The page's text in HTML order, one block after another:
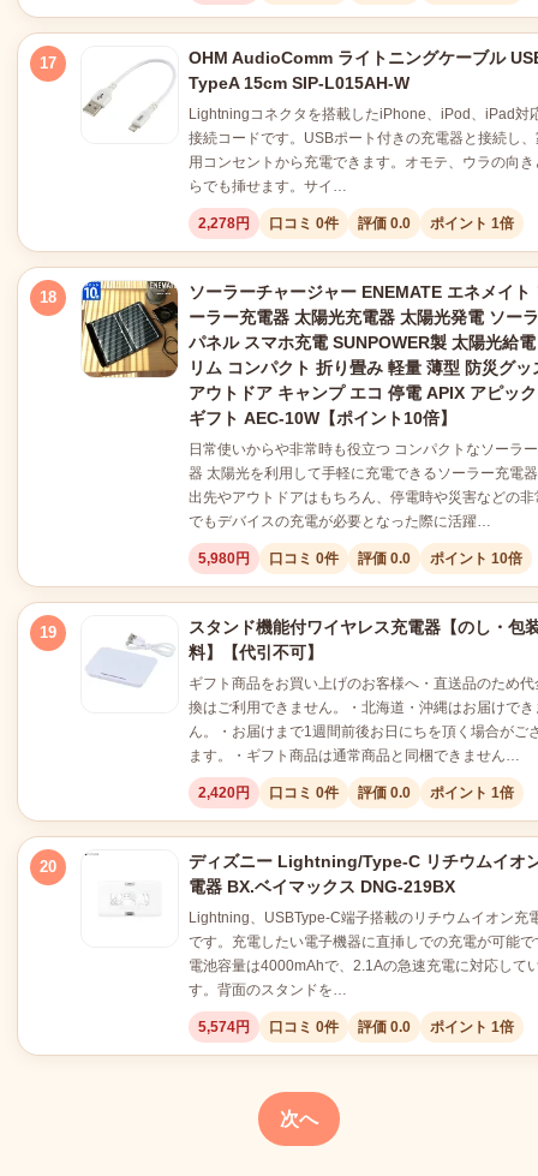
17
OHM AudioComm ライトニングケーブル
TypeA 15cm SIP-L015AH-W
Lightningコネクタを搭載したiPhone、iPod、iPad対
接続コードです。USBポート付きの充電器と接続し
用コンセントから充電できます。オモテ、ウラの向き
らでも挿せます。サイ…
2,278円 口コミ 0件 評価 0.0 ポイント 1倍
18
ソーラーチャージャー ENEMATE エネメイト
ーラー充電器 太陽光充電器 太陽光発電 ソー
パネル スマホ充電 SUNPOWER製 太陽光給
リム コンパクト 折り畳み 軽量 薄型 防災グッ
アウトドア キャンプ エコ 停電 APIX アピッ
ギフト AEC-10W【ポイント10倍】
日常使いからや非常時も役立つ コンパクトなソーラ
器 太陽光を利用して手軽に充電できるソーラー充電
出先やアウトドアはもちろん、停電時や災害などの非
でもデバイスの充電が必要となった際に活躍…
5,980円 口コミ 0件 評価 0.0 ポイント 10倍
19
スタンド機能付ワイヤレス充電器【のし・包
料】【代引不可】
ギフト商品をお買い上げのお客様へ・直送品のため代
換はご利用できません。・北海道・沖縄はお届けでき
ん。・お届けまで1週間前後お日にちを頂く場合がご
ます。・ギフト商品は通常商品と同梱できません…
2,420円 口コミ 0件 評価 0.0 ポイント 1倍
20
ディズニー Lightning/Type-C リチウムイオ
電器 BX.ベイマックス DNG-219BX
Lightning、USBType-C端子搭載のリチウムイオン充
です。充電したい電子機器に直挿しでの充電が可能で
電池容量は4000mAhで、2.1Aの急速充電に対応して
す。背面のスタンドを…
5,574円 口コミ 0件 評価 0.0 ポイント 1倍
次へ